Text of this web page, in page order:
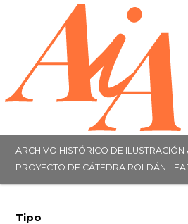
ARCHIVO HISTÓRICO DE ILUSTRACIÓN
PROYECTO DE CÁTEDRA ROLDÁN -
Tipo